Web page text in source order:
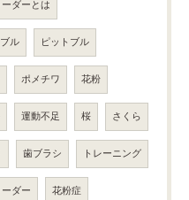
ーダーとは
ル ピットブル
ポメチワ 花粉
運動不足 桜 さくら
歯ブラシ トレーニング
ダー 花粉症